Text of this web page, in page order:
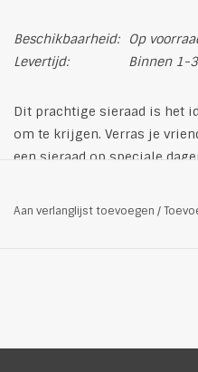
Beschikbaarheid:
Op
Levertijd:
Binnen 1-
Dit prachtige sieraad is het
om te krijgen. Verras je
een sieraad op speciale
Aan verlanglijst toevoegen /